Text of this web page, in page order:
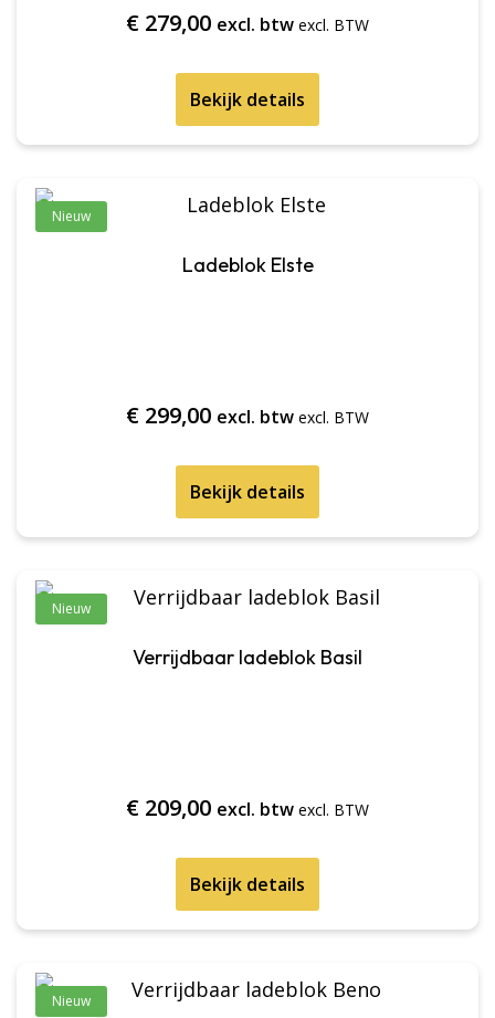
€ 279,00 excl. btw
Bekijk details
Ladeblok Elste
Nieuw
€ 299,00 excl. btw
Bekijk details
Verrijdbaar ladeblok Basil
Nieuw
€ 209,00 excl. btw
Bekijk details
Nieuw